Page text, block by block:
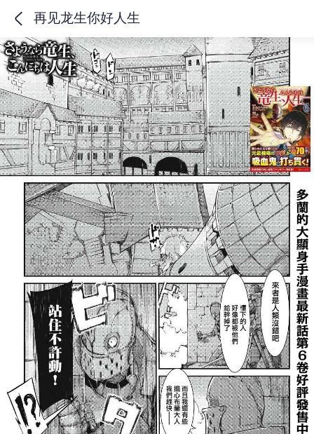
再见龙生你好人生